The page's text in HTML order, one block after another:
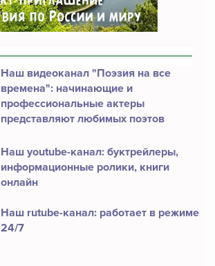
Наш видеоканал "Поэзия на все
времена": начинающие и
профессиональные актеры
представляют любимых поэтов
Наш youtube-канал: буктрейлеры,
информационные ролики, книги
онлайн
Наш rutube-канал: работает в режиме
24/7